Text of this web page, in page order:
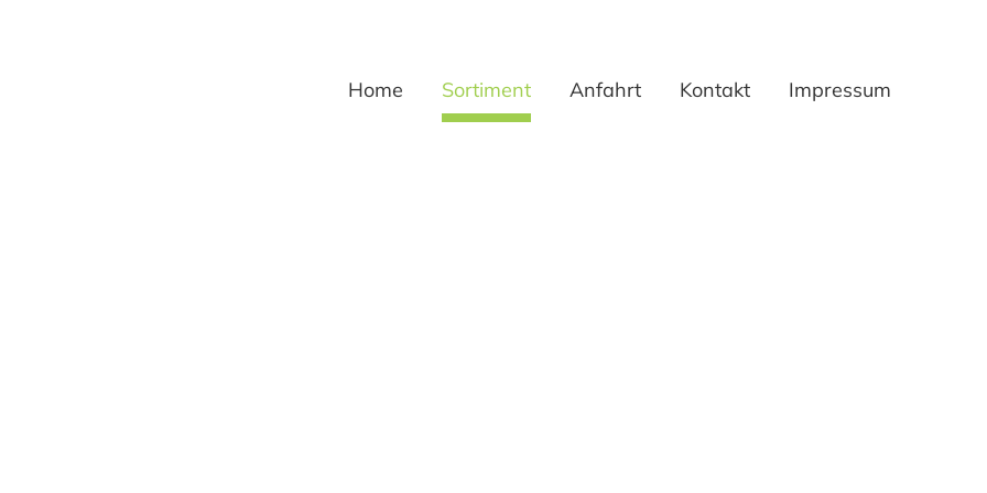
Home Sortiment Anfahrt Kontakt Impressum